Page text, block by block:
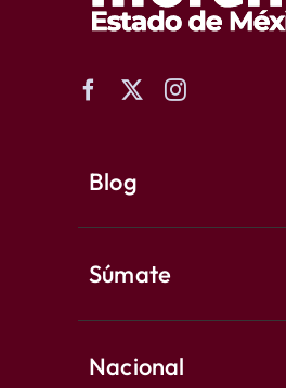
Blog
Súmate
Nacional